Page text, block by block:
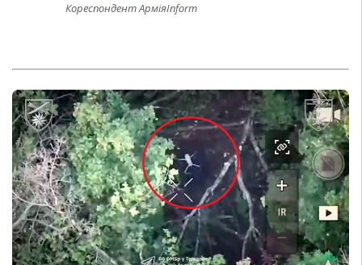
Кореспондент АрміяInform